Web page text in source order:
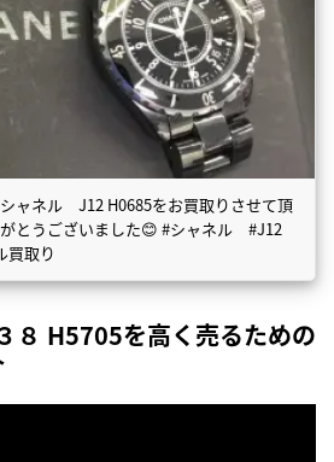
ャネル J12 H0685をお買取りさせて頂
とうございました😊 #シャネル #J12
買取り
８ H5705を高く売るための